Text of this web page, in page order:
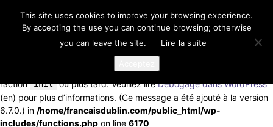
Notice: La fonction _load_textdomain_just_in_time a été appelée de
façonincorrecte. Le chargement de la traduction pour le domaine
td-cloud-library a été déclenché trop tôt. Cela indique
généralement que du code dans l’extension ou le thème s’exécute
trop tôt. Les traductions doivent être chargées au moment de
l’action init ou plus tard. Veuillez lireDébogage dans WordPress
(en) pour plus d’informations. (Ce message a été ajouté à la version
6.7.0.) in /home/francaisdublin.com/public_html/wp-
includes/functions.php on line 6170
This site uses cookies to improve your browsing experience.
By accepting the use you can continue browsing; otherwise
you can leave the site.
Lire la suite